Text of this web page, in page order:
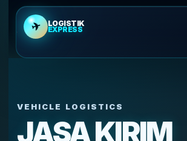
✈ LOGISTIK
EXPRESS
Cek Ongkir
Cek Ongkir
VEHICLE LOGISTICS
JASA KIRIM